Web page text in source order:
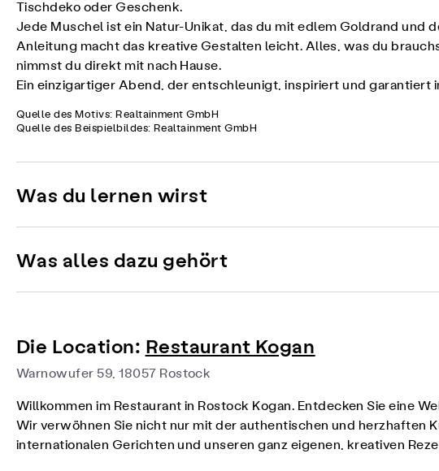
Tischdeko oder Geschenk.
Jede Muschel ist ein Natur-Unikat, das du mit edlem Goldrand
Anleitung macht das kreative Gestalten leicht. Alles, was du
nimmst du direkt mit nach Hause.
Ein einzigartiger Abend, der entschleunigt, inspiriert und
Quelle des Motivs: Realtainment GmbH
Quelle des Beispielbildes: Realtainment GmbH
Was du lernen wirst
Was alles dazu gehört
Die Location: Restaurant Kogan
Warnowufer 59, 18057 Rostock
Willkommen im Restaurant in Rostock Kogan. Entdecken Sie eine
Wir verwöhnen Sie nicht nur mit der authentischen und herzhaften
internationalen Gerichten und unseren ganz eigenen, kreativen